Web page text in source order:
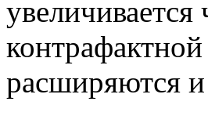
расширяются